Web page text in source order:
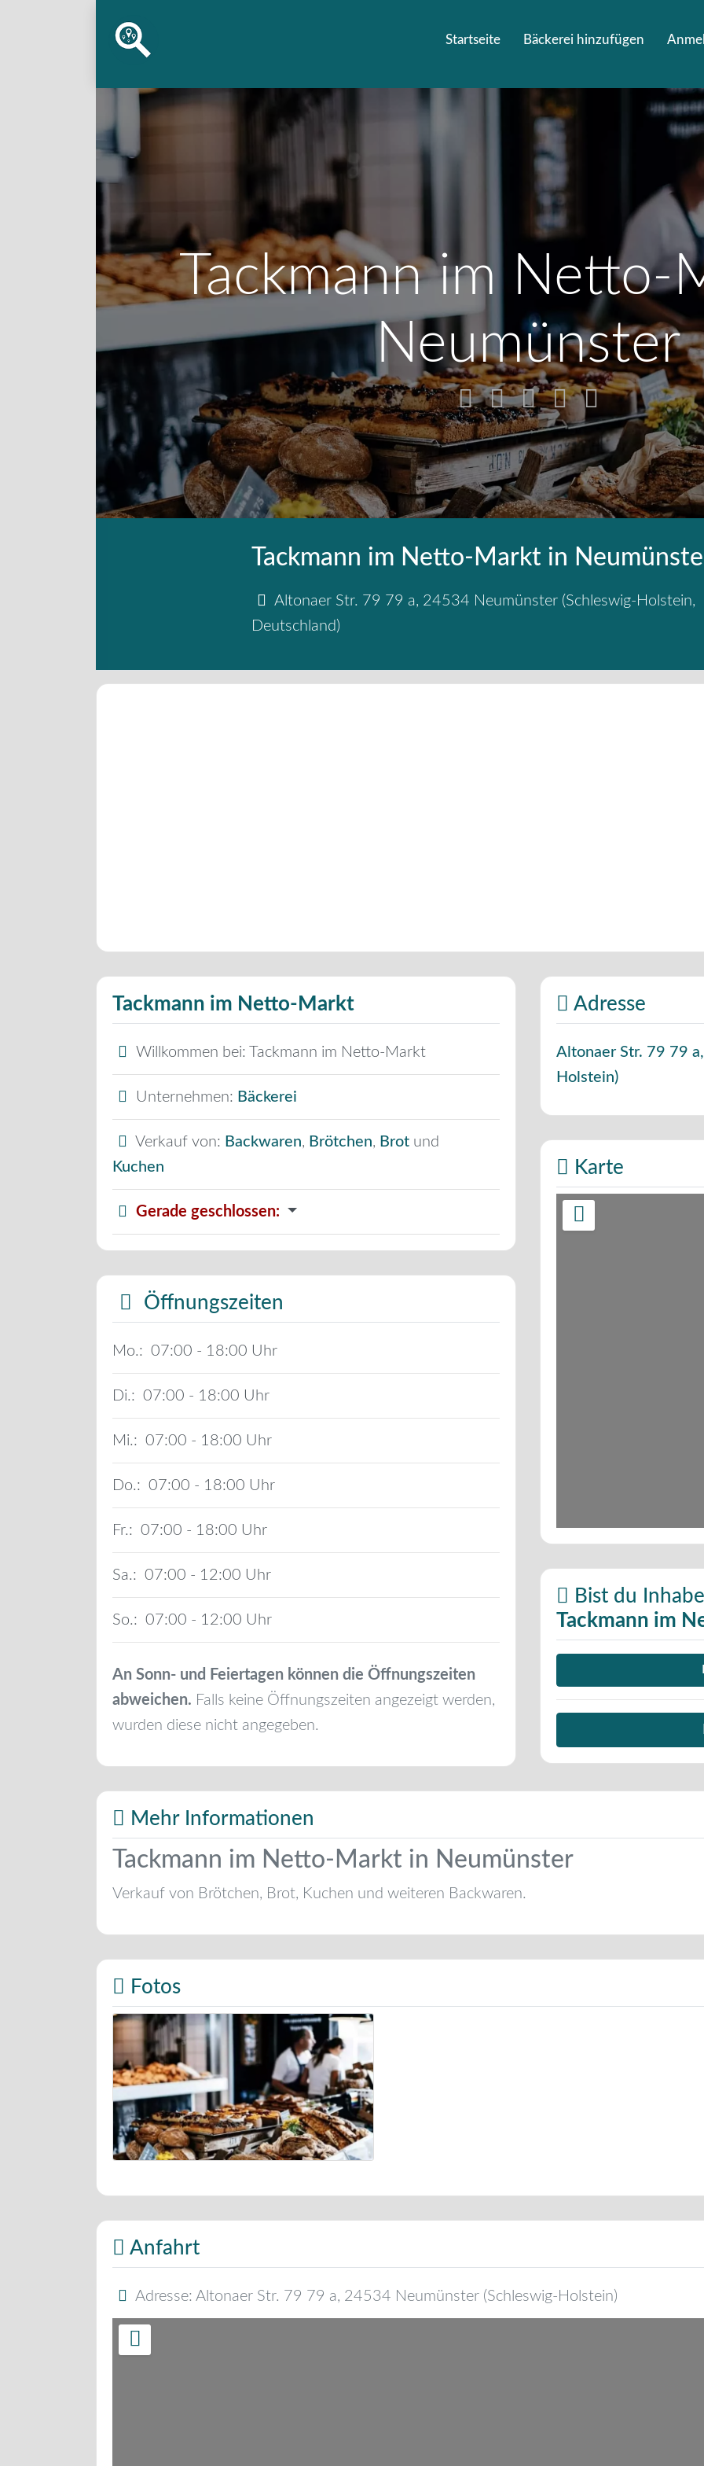
Startseite Bäckerei hinzufügen
Tackmann im Netto-
Neumünster
Tackmann im Netto-Markt in
Altonaer Str. 79 79 a, 24534 Neumünster (Schleswig-Holstein,
Deutschland)
Tackmann im Netto-Markt
Willkommen bei: Tackmann im Netto-Markt
Unternehmen: Bäckerei
Verkauf von: Backwaren, Brötchen, Brot und
Kuchen
Gerade geschlossen:
Öffnungszeiten
Mo.: 07:00 - 18:00
Di.: 07:00 - 18:00
Mi.: 07:00 - 18:00
Do.: 07:00 - 18:00
Fr.: 07:00 - 18:00
Sa.: 07:00 - 12:00
So.: 07:00 - 12:00
An Sonn- und Feiertagen können die Öffnungszeiten
abweichen. Falls keine Öffnungszeiten angezeigt werden,
wurden diese nicht angegeben.
Adresse
Altonaer Str. 79 79 a,
Holstein)
Karte
Bist du
Tackmann im
Mehr Informationen
Tackmann im Netto-Markt in Neumünster
Verkauf von Brötchen, Brot, Kuchen und weiteren Backwaren.
Fotos
Bäckerei Musterbild
Anfahrt
Adresse: Altonaer Str. 79 79 a, 24534 Neumünster (Schleswig-Holstein)